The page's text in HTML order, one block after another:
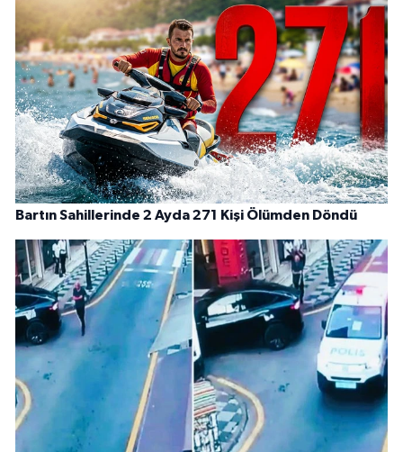
Bartın Sahillerinde 2 Ayda 271 Kişi Ölümden Döndü